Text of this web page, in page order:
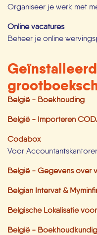
Organiseer je werk met
Online vacatures
Beheer je online
België - Boekhouding
België - Importeren
Codabox
Voor
België - Gegevens over
Belgian Intervat &
Belgische Lokalisatie
België -